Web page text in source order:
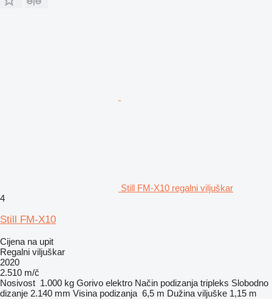
Still FM-X10 regalni viljuškar
4
Still FM-X10
Cijena na upit
Regalni viljuškar
2020
2.510 m/č
Nosivost 1.000 kg Gorivo elektro Način podizanja tripleks Slobodno
dizanje 2.140 mm Visina podizanja 6,5 m Dužina viljuške 1,15 m